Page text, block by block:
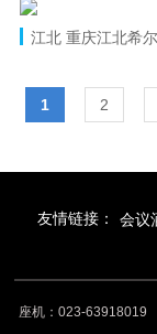
江北 重庆江北希
1 2
友情链接： 会议
座机：023-63918019